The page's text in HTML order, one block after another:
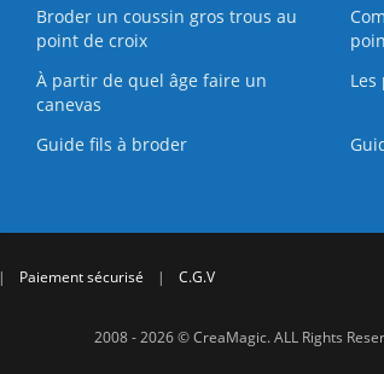
Broder un coussin gros trous au
point de croix
À partir de quel âge faire un
canevas
Guide fils à broder
| Paiement sécurisé | C.G.V
2008 - 2026 © CreaMagic. ALL Rights